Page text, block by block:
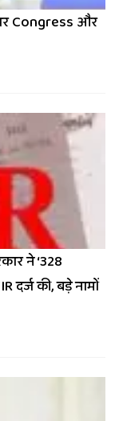
Congress और
ने ‘328
दर्ज की, बड़े नामों